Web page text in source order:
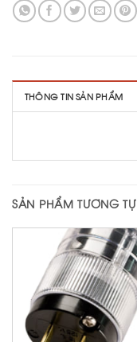
THÔNG TIN SẢN PHẨM
SẢN PHẨM TƯƠNG TỰ